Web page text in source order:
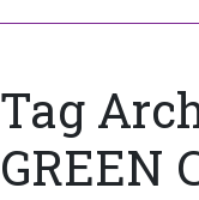
Tag
GREEN